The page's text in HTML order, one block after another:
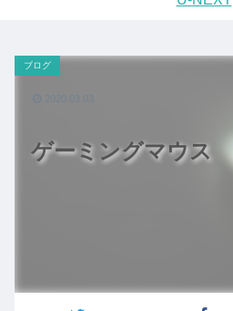
ゲーミングマウス
ブログ
2020.03.03